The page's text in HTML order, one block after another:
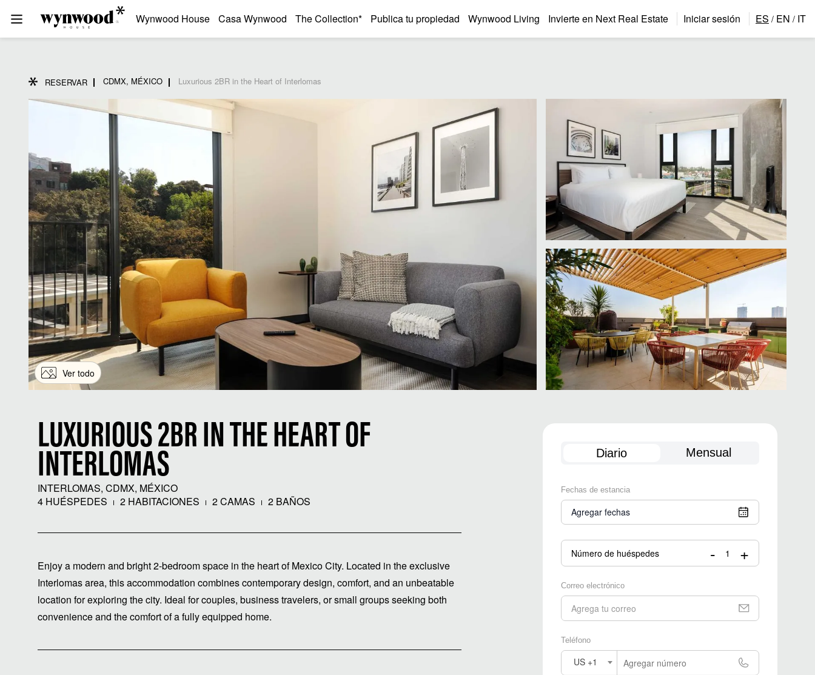
Wynwood House Casa Wynwood The Collection* Publica tu propiedad Wynwood Living Invierte en Next Real Estate Iniciar sesión ES / EN / IT
RESERVAR CDMX, MÉXICO Luxurious 2BR in the Heart of Interlomas
Ver todo
LUXURIOUS 2BR IN THE HEART OF
INTERLOMAS
INTERLOMAS, CDMX, MÉXICO
4 HUÉSPEDES
2 HABITACIONES 2 CAMAS 2 BAÑOS
Enjoy a modern and bright 2-bedroom space in the heart of Mexico City. Located in the exclusive
Interlomas area, this accommodation combines contemporary design, comfort, and an unbeatable
location for exploring the city. Ideal for couples, business travelers, or small groups seeking both
convenience and the comfort of a fully equipped home.
Diario Mensual
Fechas de estancia
Agregar fechas
Número de huéspedes - +
Correo electrónico
Teléfono
US +1